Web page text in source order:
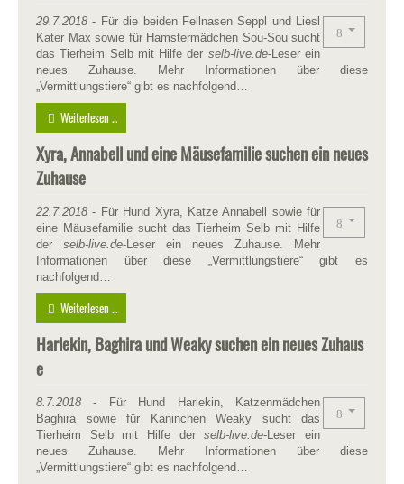
29.7.2018 - Für die beiden Fellnasen Seppl und Liesl
Kater Max sowie für Hamstermädchen Sou-Sou sucht
das Tierheim Selb mit Hilfe der selb-live.de-Leser ein
neues Zuhause. Mehr Informationen über diese
„Vermittlungstiere“ gibt es nachfolgend…
Weiterlesen ...
Xyra, Annabell und eine Mäusefamilie suchen ein neues
Zuhause
22.7.2018 - Für Hund Xyra, Katze Annabell sowie für
eine Mäusefamilie sucht das Tierheim Selb mit Hilfe
der selb-live.de-Leser ein neues Zuhause. Mehr
Informationen über diese „Vermittlungstiere“ gibt es
nachfolgend…
Weiterlesen ...
Harlekin, Baghira und Weaky suchen ein neues Zuhaus
e
8.7.2018 - Für Hund Harlekin, Katzenmädchen
Baghira sowie für Kaninchen Weaky sucht das
Tierheim Selb mit Hilfe derselb-live.de-Leser ein
neues Zuhause. Mehr Informationen über diese
„Vermittlungstiere“ gibt es nachfolgend…